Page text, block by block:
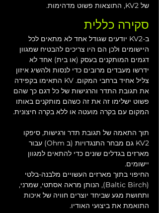
של KV2, התוצאות פשוט מדהימות.
סקירה כללית
ב-KV2 יודעים שגודל אחד לא מתאים לכל
היישומים ולכן הם היו צריכים להבטיח שמגוון
דגמים המותקנים בעסק (או בית) אחד לא
ידרשו מעבדים מרובים כדי לנסות ולהשיג איזון
צליל אחיד ברחבי המקום. KV התאימו בקפידה
את תגובת התדר והרגישות של כל דגם כך שהם
פשוט ישלימו זה את זה כשהם מותקנים באותו
המקום עם בקרה מועטה או ללא בקרה חיצונית.
תוך התאמה של תגובת תדר ורגישות, סיפקו
KV2 גם מבחר התנגדויות (ב Ohm) עבור
מארזים בגדלים שונים כדי להתאים למגוון
יישומים.
החיפוי בתוך מארזים העשויים מלבנה-בלטי
(Baltic Birch), הנותן מראה אסתטי, שמרני,
ותחושת מגע שביחד יוצרים חוויה של איכות
התואמת את ביצועי האודיו.